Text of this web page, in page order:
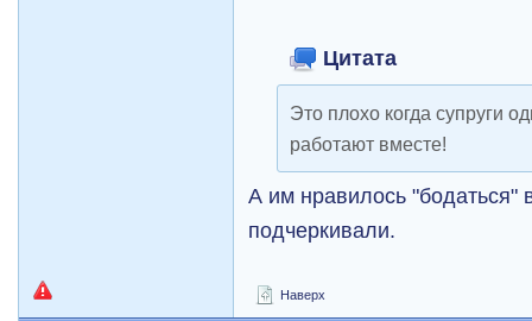
Цитата
Это плохо когда супруги
работают вместе!
А им нравилось "бодаться"
подчеркивали.
Наверх